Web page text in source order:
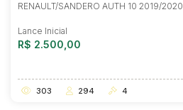
RENAULT/SANDERO AUTH 10 2019/2020
Lance Inicial
R$ 2.500,00
303 294 4